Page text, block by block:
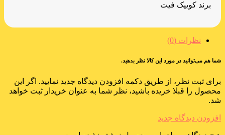
برند کوییک فیت
نظرات (0)
شما هم می‌توانید در مورد این کالا نظر بدهید.
برای ثبت نظر، از طریق دکمه افزودن دیدگاه جدید نمایید. اگر این
محصول را قبلا خریده باشید، نظر شما به عنوان خریدار ثبت خواهد
شد.
افزودن دیدگاه جدید